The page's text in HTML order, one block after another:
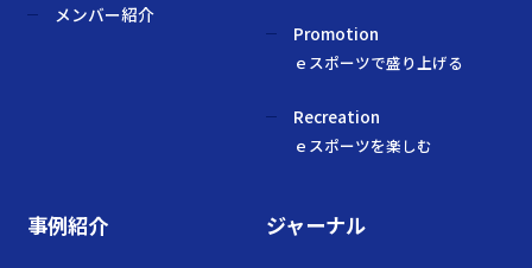
メンバー紹介
Promotion
ｅスポーツで盛り上げる
Recreation
ｅスポーツを楽しむ
事例紹介 ジャーナル